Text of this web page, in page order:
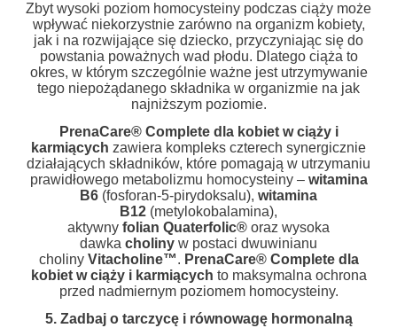
Zbyt wysoki poziom homocysteiny podczas ciąży może
wpływać niekorzystnie zarówno na organizm kobiety,
jak i na rozwijające się dziecko, przyczyniając się do
powstania poważnych wad płodu. Dlatego ciąża to
okres, w którym szczególnie ważne jest utrzymywanie
tego niepożądanego składnika w organizmie na jak
najniższym poziomie.
PrenaCare® Complete dla kobiet w ciąży i
karmiących zawiera kompleks czterech synergicznie
działających składników, które pomagają w utrzymaniu
prawidłowego metabolizmu homocysteiny – witamina
B6 (fosforan-5-pirydoksalu), witamina
B12 (metylokobalamina),
aktywny folian Quaterfolic® oraz wysoka
dawka choliny w postaci dwuwinianu
choliny Vitacholine™. PrenaCare® Complete dla
kobiet w ciąży i karmiących to maksymalna ochrona
przed nadmiernym poziomem homocysteiny.
5. Zadbaj o tarczycę i równowagę hormonalną